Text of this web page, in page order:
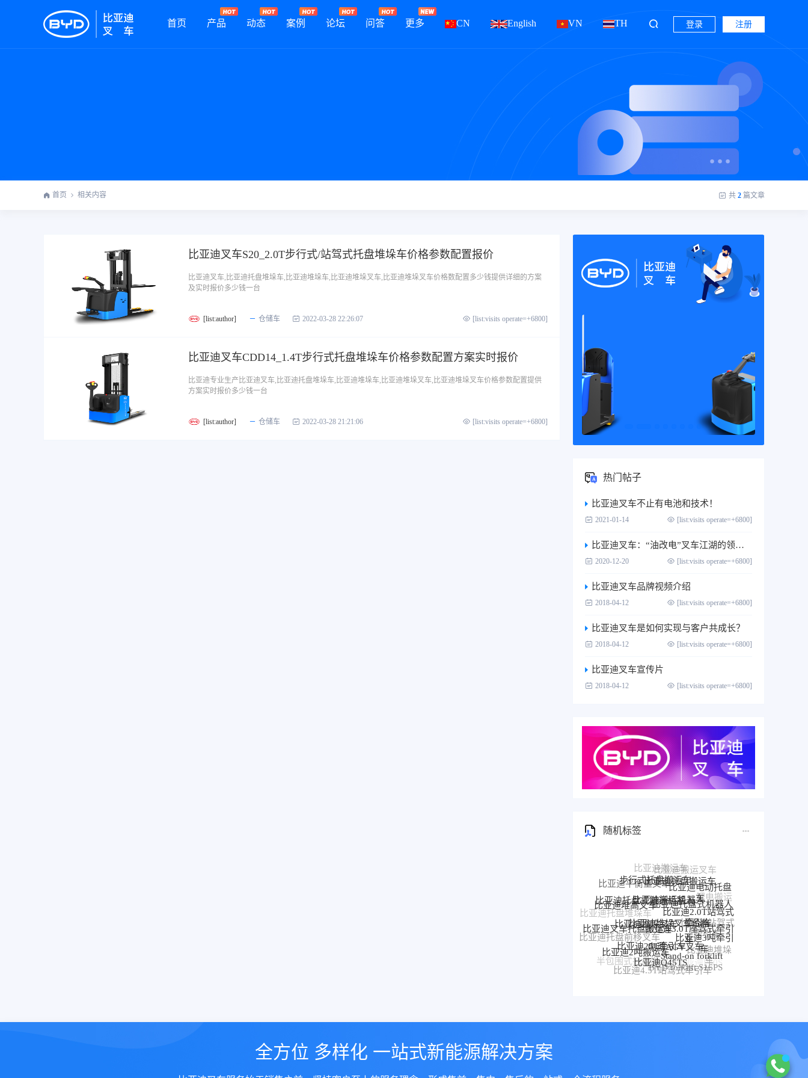
首页 产品 动态 案例 论坛 问答 更多 CN English VN TH 登录 注册
首页 相关内容 共 2 篇文章
比亚迪叉车S20_2.0T步行式/站驾式托盘堆垛车价格参数配置报价
比亚迪叉车,比亚迪托盘堆垛车,比亚迪堆垛车,比亚迪堆垛叉车,比亚迪堆垛叉车价格数配置多少钱提供详细的方案
及实时报价多少钱一台
[list:author] 仓储车 2022-03-28 22:26:07 [list:visits operate=+6800]
比亚迪叉车CDD14_1.4T步行式托盘堆垛车价格参数配置方案实时报价
比亚迪专业生产比亚迪叉车,比亚迪托盘堆垛车,比亚迪堆垛车,比亚迪堆垛叉车,比亚迪堆垛叉车价格参数配置提供
方案实时报价多少钱一台
[list:author] 仓储车 2022-03-28 21:21:06 [list:visits operate=+6800]
热门帖子
比亚迪叉车不止有电池和技术！
2021-01-14 [list:visits operate=+6800]
比亚迪叉车：“油改电”叉车江湖的领跑者
2020-12-20 [list:visits operate=+6800]
比亚迪叉车品牌视频介绍
2018-04-12 [list:visits operate=+6800]
比亚迪叉车是如何实现与客户共成长？
2018-04-12 [list:visits operate=+6800]
比亚迪叉车宣传片
2018-04-12 [list:visits operate=+6800]
随机标签
比亚迪平衡重叉车
步行式托盘搬运车
比亚迪托盘搬运车
比亚迪电动托盘
车
比亚迪托盘堆垛车
比亚迪堆高叉车
比亚迪托盘式搬运机器人
比亚迪搬运机器人
比亚迪托盘式机器人
比亚迪2.0T站驾式
牵引车
比亚迪站驾式
牵引车
比亚迪前移叉车
比亚迪托盘前移叉车
比亚迪叉车托盘搬运车
比亚迪堆垛叉车
比亚迪堆垛叉车价格
比亚迪3.0T座驾式牵引
车
比亚迪3吨牵引
车
比亚迪堆垛
车
比亚迪P30S
比亚迪站驾式托盘搬运车
比亚迪仓储叉车
半包围式托盘搬运车
比亚迪2吨搬运车
比亚迪25T牵引车
电动AGV叉车
Stand-on forklift
BYD forklift S16PS
比亚迪4.5T站驾式牵引车
比亚迪Q45TS
全方位 多样化 一站式新能源解决方案